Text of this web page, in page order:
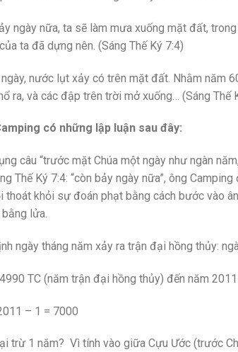
ngày nữa, ta sẽ làm mưa xuống mặt đất,
ta đã dựng nên. (Sáng Thế Ký 7:4)
nước lụt xảy có trên mặt đất. Nhằm năm
ra, và các đập trên trời mở xuống… (Sáng Thế
có những lập luận sau đây:
câu “trước mặt Chúa một ngày như ngàn
Thế Ký 7:4: “còn bảy ngày nữa”, ông
thoát khỏi sự đoán phạt bằng cách bước vào
lửa.
ngày tháng năm xảy ra trận đại hồng thủy:
TC (năm trận đại hồng thủy) đến năm
– 1 = 7000
trừ 1 năm? Vì tính vào giữa Cựu Ước (trước